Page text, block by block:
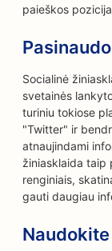
paieškos
Socialinė
svetainės
turiniu tokiose
"Twitter" ir
atnaujindami
žiniasklaida taip
renginiais,
gauti daugiau